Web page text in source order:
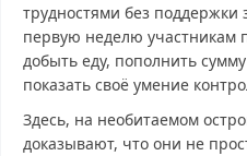
трудностями без поддержки
первую неделю участникам
добыть еду, пополнить
показать своё умение
Здесь, на необитаемом
доказывают, что они не